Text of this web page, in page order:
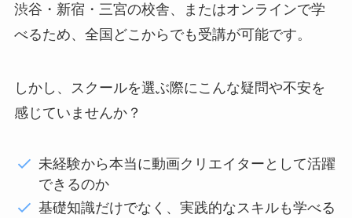
渋谷・新宿・三宮の校舎、またはオンラインで学
べるため、全国どこからでも受講が可能です。
しかし、スクールを選ぶ際にこんな疑問や不安を
感じていませんか？
未経験から本当に動画クリエイターとして活躍
できるのか
基礎知識だけでなく、実践的なスキルも学べる